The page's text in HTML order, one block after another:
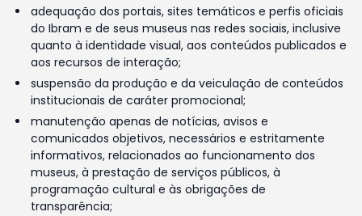
adequação dos portais, sites temáticos e perfis oficiais
do Ibram e de seus museus nas redes sociais, inclusive
quanto à identidade visual, aos conteúdos publicados e
aos recursos de interação;
suspensão da produção e da veiculação de conteúdos
institucionais de caráter promocional;
manutenção apenas de notícias, avisos e
comunicados objetivos, necessários e estritamente
informativos, relacionados ao funcionamento dos
museus, à prestação de serviços públicos, à
programação cultural e às obrigações de
transparência;